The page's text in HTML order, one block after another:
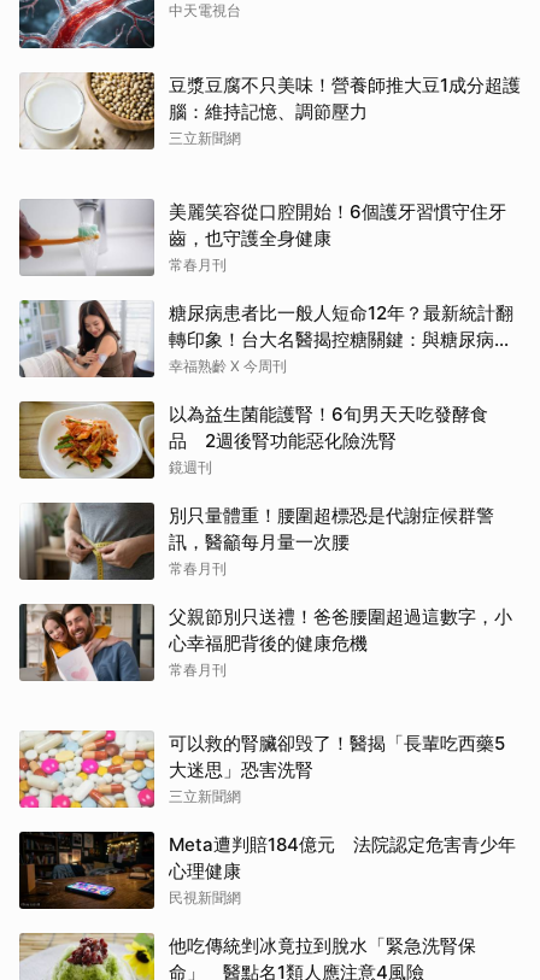
中天電視台
豆漿豆腐不只美味！營養師推大豆1成分超護
腦：維持記憶、調節壓力
三立新聞網
美麗笑容從口腔開始！6個護牙習慣守住牙
齒，也守護全身健康
常春月刊
糖尿病患者比一般人短命12年？最新統計翻
轉印象！台大名醫揭控糖關鍵：與糖尿病為
友、天長地久
幸福熟齡 X 今周刊
以為益生菌能護腎！6旬男天天吃發酵食
品 2週後腎功能惡化險洗腎
鏡週刊
別只量體重！腰圍超標恐是代謝症候群警
訊，醫籲每月量一次腰
常春月刊
父親節別只送禮！爸爸腰圍超過這數字，小
心幸福肥背後的健康危機
常春月刊
可以救的腎臟卻毁了！醫揭「長輩吃西藥5
大迷思」恐害洗腎
三立新聞網
Meta遭判賠184億元 法院認定危害青少年
心理健康
民視新聞網
他吃傳統剉冰竟拉到脫水「緊急洗腎保
命」 醫點名1類人應注意4風險